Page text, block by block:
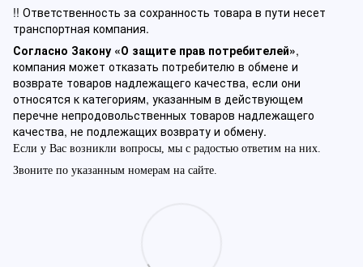
!! Ответственность за сохранность товара в пути несет
транспортная компания.
Согласно Закону «О защите прав потребителей»,
компания может отказать потребителю в обмене и
возврате товаров надлежащего качества, если они
относятся к категориям, указанным в действующем
перечне непродовольственных товаров надлежащего
качества, не подлежащих возврату и обмену.
Если у Вас возникли вопросы, мы с радостью ответим на них.
Звоните по указанным номерам на сайте.